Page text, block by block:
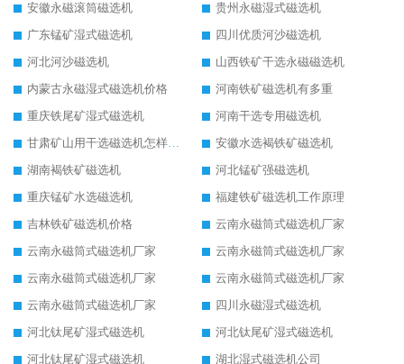
安徽永磁滚筒磁选机
贵州永磁湿式磁选机
广东锰矿湿式磁选机
四川优质河沙磁选机
河北河沙磁选机
山西铁矿干选永磁磁选机
内蒙古永磁湿式磁选机价格
河南铁矿磁选机有多重
重庆铁尾矿湿式磁选机
河南干选专用磁选机
甘肃矿山用干选磁选机怎样调磁
安徽水选褐铁矿磁选机
湖南褐铁矿磁选机
河北锰矿强磁选机
重庆锰矿水选磁选机
福建铁矿磁选机工作原理
吉林铁矿磁选机价格
云南永磁筒式磁选机厂家
云南永磁筒式磁选机厂家
云南永磁筒式磁选机厂家
云南永磁筒式磁选机厂家
云南永磁筒式磁选机厂家
云南永磁筒式磁选机厂家
四川永磁湿式磁选机
河北钛尾矿湿式磁选机
河北钛尾矿湿式磁选机
河北钛尾矿湿式磁选机
湖北湿式磁选机公司